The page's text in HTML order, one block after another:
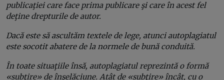
publicaţiei care face prima publicare şi care în acest fel
deţine drepturile de autor.
Dacă este să ascultăm textele de lege, atunci autoplagiatul
este socotit abatere de la normele de bună conduită.
În toate situaţiile însă, autoplagiatul reprezintă o formă
«subţire» de înşelăciune. Atât de «subţire» încât, cu o